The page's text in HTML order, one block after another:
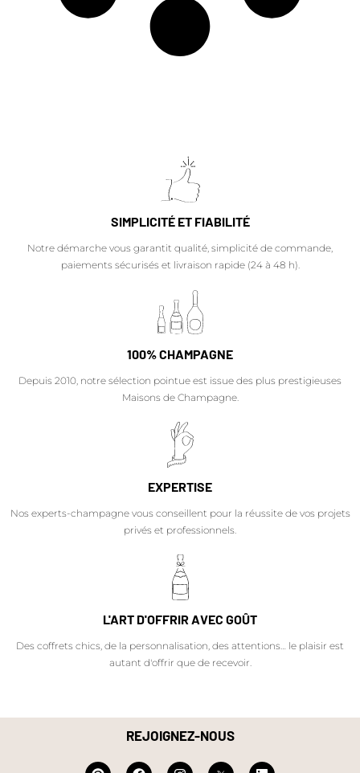
SIMPLICITÉ ET FIABILITÉ
Notre démarche vous garantit qualité, simplicité de commande,
paiements sécurisés et livraison rapide (24 à 48 h).
100% CHAMPAGNE
Depuis 2010, notre sélection pointue est issue des plus prestigieuses
Maisons de Champagne.
EXPERTISE
Nos experts-champagne vous conseillent pour la réussite de vos projets
privés et professionnels.
L'ART D'OFFRIR AVEC GOÛT
Des coffrets chics, de la personnalisation, des attentions… le plaisir est
autant d'offrir que de recevoir.
REJOIGNEZ-NOUS